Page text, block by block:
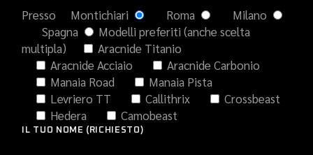
Presso
Montichiari Roma
Milano
Spagna
Modelli preferiti (anche scelta
multipla)
Aracnide Titanio
Aracnide Acciaio
Aracnide Carbonio
Manaia Road
Manaia Pista
Levriero TT
Callithrix
Crossbeast
Hedera
Camobeast
IL TUO NOME (RICHIESTO)